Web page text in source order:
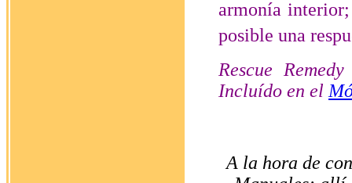
armonía
posible una
Rescue
Incluído en el
A la hora de